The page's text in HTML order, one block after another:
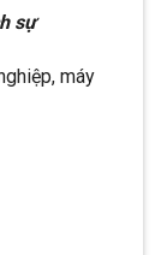
sự
máy